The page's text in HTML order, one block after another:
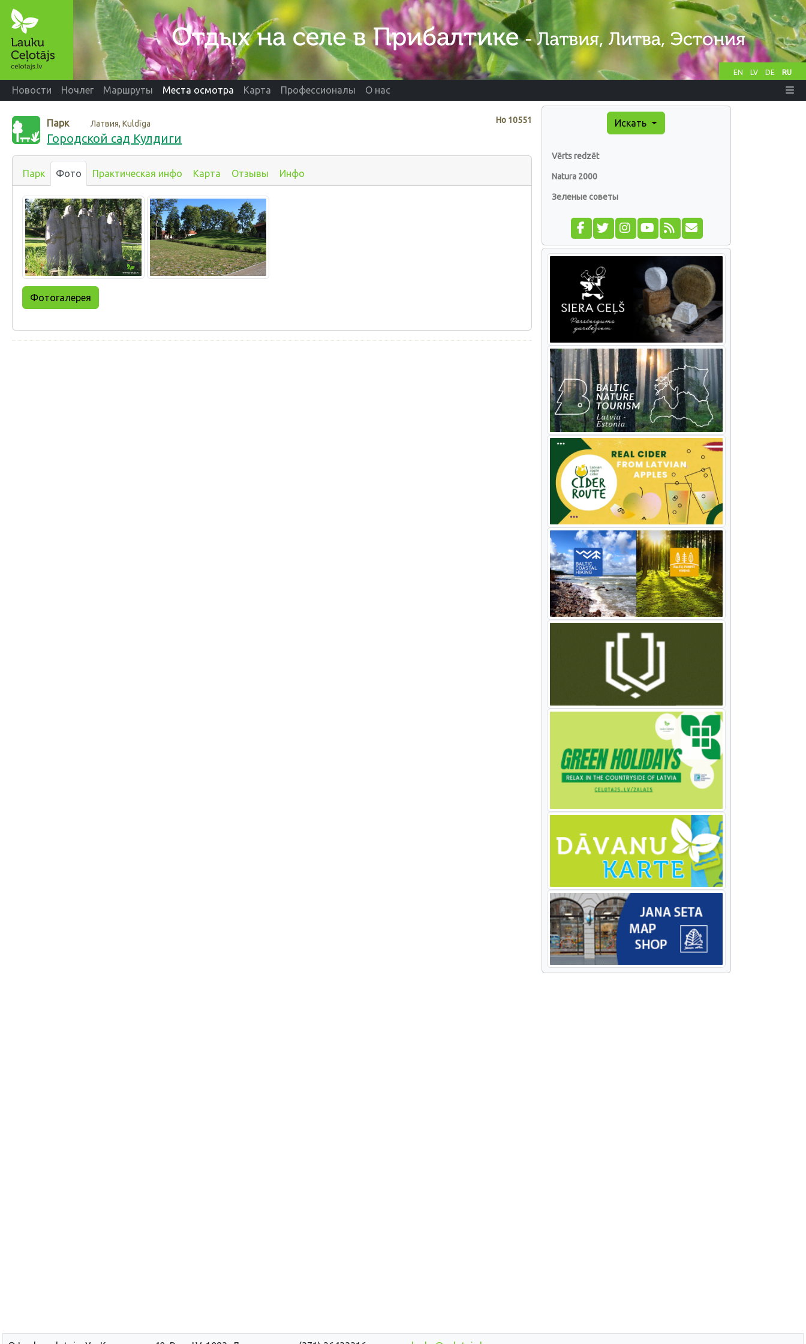
EN LV DE RU
Новости Ночлег Маршруты Места осмотра Карта Профессионалы О нас
Нo 10551
Парк Латвия, Kuldīga
Городской сад Кулдиги
Парк Фото Практическая инфо Карта Отзывы Инфо
Фотогалерея
Искать
Vērts redzēt
Natura 2000
Зеленые советы